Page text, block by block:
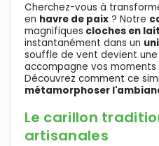
Cherchez-vous à
en havre de paix? Notre
magnifiques cloches en
instantanément dans un
souffle de vent devient
accompagne vos
Découvrez comment ce
métamorphoser
Le carillon
artisanales